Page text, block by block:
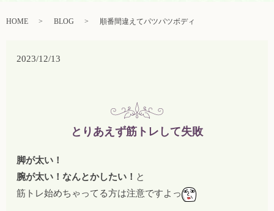
HOME BLOG 順番間違えてパツパツボディ
2023/12/13
とりあえず筋トレして失敗
脚が太い！
腕が太い！なんとかしたい！ と
筋トレ始めちゃってる方は注意ですよっ